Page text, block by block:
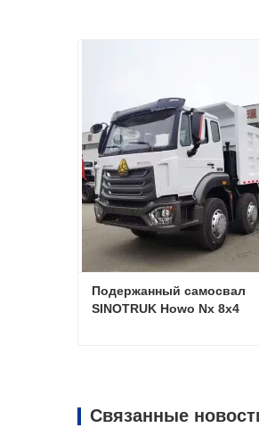
Подержанный самосвал
SINOTRUK Howo Nx 8x4
Связанные